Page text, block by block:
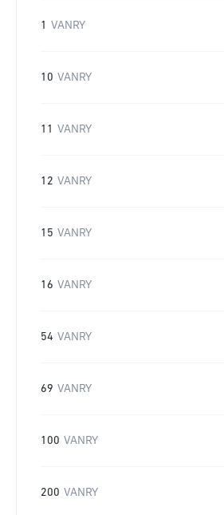
1 VANRY
10 VANRY
11 VANRY
12 VANRY
15 VANRY
16 VANRY
54 VANRY
69 VANRY
100 VANRY
200 VANRY